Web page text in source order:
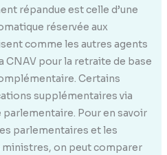
répandue est celle d’une
réservée aux
comme les autres agents
CNAV pour la retraite de base
Certains
supplémentaires via
Pour en savoir
parlementaires et les
on peut comparer